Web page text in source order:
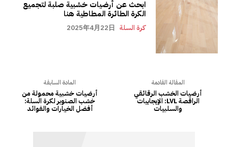
ابحث عن أرضيات خشبية صلبة لتجميع
الكرة الطائرة المطاطية هنا
كرة السلة 2025年4月22日
المادة السابقة
أرضيات خشبية محمولة من
خشب الصنوبر لكرة السلة:
أفضل الخيارات والفوائد
المقالة القادمة
أرضيات الخشب الرقائقي
الراقصة LVL: الإيجابيات
والسلبيات